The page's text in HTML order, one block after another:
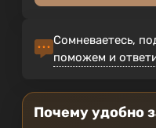
Сомневаетесь,
поможем и
Почему удобно